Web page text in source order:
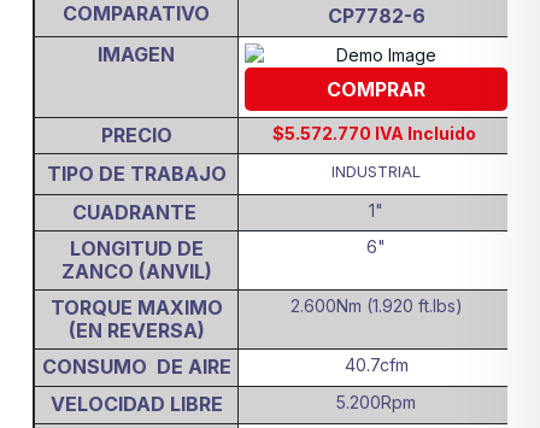
COMPARATIVO
CP7782-6
IMAGEN
COMPRAR
PRECIO
$5.572.770 IVA Incluido
TIPO DE TRABAJO INDUSTRIAL
CUADRANTE 1"
LONGITUD DE
ZANCO (ANVIL)
6"
TORQUE MAXIMO
(EN REVERSA)
2.600Nm (1.920 ft.lbs)
CONSUMO DE AIRE 40.7cfm
VELOCIDAD LIBRE 5.200Rpm